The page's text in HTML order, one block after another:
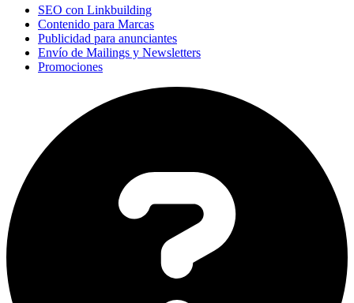
SEO con Linkbuilding
Contenido para Marcas
Publicidad para anunciantes
Envío de Mailings y Newsletters
Promociones